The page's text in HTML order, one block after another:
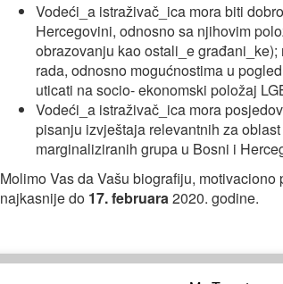
Vodeći_a istraživač_ica mora biti
Hercegovini, odnosno sa njihovim
obrazovanju kao ostali_e
rada, odnosno mogućnostima u
uticati na socio- ekonomski položaj
Vodeći_a istraživač_ica mora
pisanju izvještaja relevantnih za
marginaliziranih grupa u Bosni i
Molimo Vas da Vašu biografiju,
najkasnije do 17. februara2020. godine.